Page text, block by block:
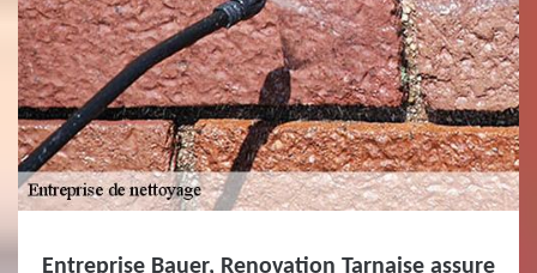
Entreprise Bauer, Renovation Tarnaise assure